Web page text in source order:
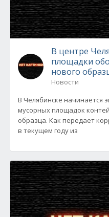
В центре
площадки
нового
Новости
В Челябинске начинается
мусорных площадок
образца. Как передает
в текущем году из